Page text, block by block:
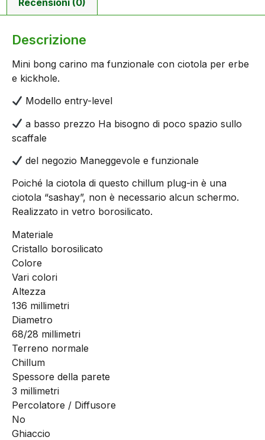
Recensioni (0)
Descrizione
Mini bong carino ma funzionale con ciotola per erbe
e kickhole.
Modello entry-level
a basso prezzo Ha bisogno di poco spazio sullo
scaffale
del negozio Maneggevole e funzionale
Poiché la ciotola di questo chillum plug-in è una
ciotola “sashay”, non è necessario alcun schermo.
Realizzato in vetro borosilicato.
Materiale
Cristallo borosilicato
Colore
Vari colori
Altezza
136 millimetri
Diametro
68/28 millimetri
Terreno normale
Chillum
Spessore della parete
3 millimetri
Percolatore / Diffusore
No
Ghiaccio